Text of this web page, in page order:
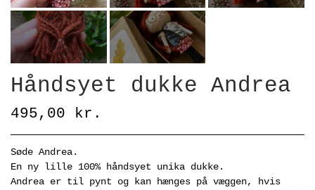
Håndsyet dukke Andrea
495,00 kr.
Søde Andrea.
En ny lille 100% håndsyet unika dukke.
Andrea er til pynt og kan hænges på væggen, hvis